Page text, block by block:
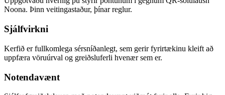
Noona. Þinn veitingastaður, þínar reglur.
Sjálfvirkni
Kerfið er fullkomlega sérsníðanlegt, sem gerir fyrirtækinu kleift að
uppfæra vöruúrval og greiðsluferli hvenær sem er.
Notendavænt